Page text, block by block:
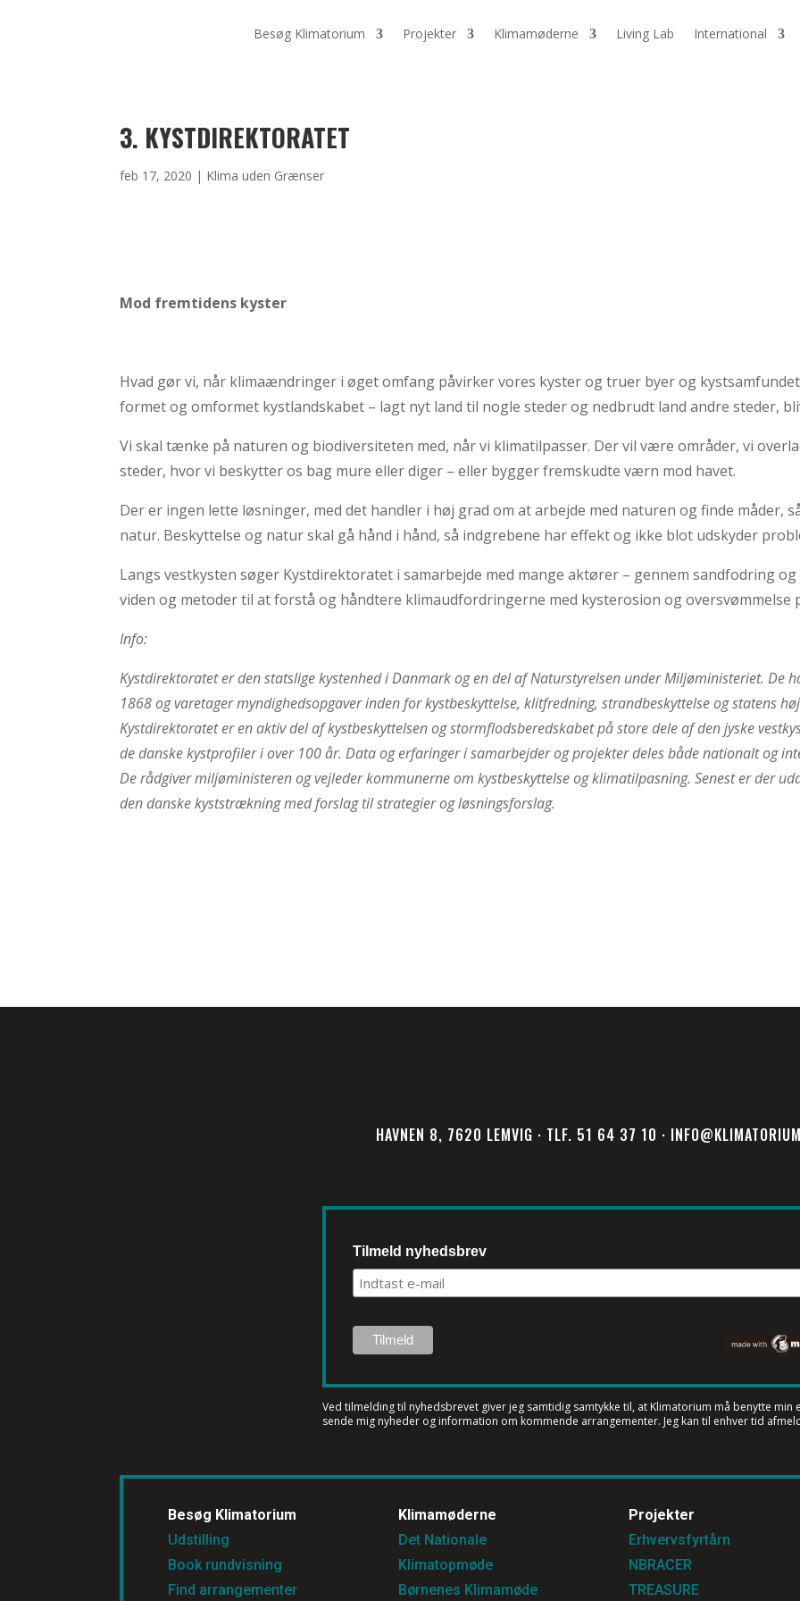
Besøg Klimatorium Projekter Klimamøderne Living Lab International
3. KYSTDIREKTORATET
feb 17, 2020 | Klima uden Grænser
Mod fremtidens kyster
Hvad gør vi, når klimaændringer i øget omfang påvirker vores kyster og truer byer og
formet og omformet kystlandskabet – lagt nyt land til nogle steder og nedbrudt land andre steder,
Vi skal tænke på naturen og biodiversiteten med, når vi klimatilpasser. Der vil være områder, vi
steder, hvor vi beskytter os bag mure eller diger – eller bygger fremskudte værn mod havet.
Der er ingen lette løsninger, med det handler i høj grad om at arbejde med naturen og finde måder,
natur. Beskyttelse og natur skal gå hånd i hånd, så indgrebene har effekt og ikke blot udskyder
Langs vestkysten søger Kystdirektoratet i samarbejde med mange aktører – gennem sandfodring
viden og metoder til at forstå og håndtere klimaudfordringerne med kysterosion og
Info:
Kystdirektoratet er den statslige kystenhed i Danmark og en del af Naturstyrelsen under Miljøministeriet. De
1868 og varetager myndighedsopgaver inden for kystbeskyttelse, klitfredning, strandbeskyttelse og statens
Kystdirektoratet er en aktiv del af kystbeskyttelsen og stormflodsberedskabet på store dele af den jyske
de danske kystprofiler i over 100 år. Data og erfaringer i samarbejder og projekter deles både nationalt og
De rådgiver miljøministeren og vejleder kommunerne om kystbeskyttelse og klimatilpasning. Senest er der
den danske kyststrækning med forslag til strategier og løsningsforslag.
HAVNEN 8, 7620 LEMVIG · TLF. 51 64 37 10 ·
Tilmeld nyhedsbrev
Ved tilmelding til nyhedsbrevet giver jeg samtidig samtykke til, at Klimatorium må benytte min
sende mig nyheder og information om kommende arrangementer. Jeg kan til enhver tid
Besøg Klimatorium
Udstilling
Book rundvisning
Find arrangementer
Klimamøderne
Det Nationale
Klimatopmøde
Børnenes Klimamøde
Projekter
Erhvervsfyrtårn
NBRACER
TREASURE